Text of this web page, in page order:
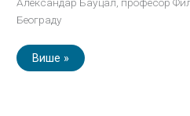
Александар Бауцал, професор
Београду
Више »